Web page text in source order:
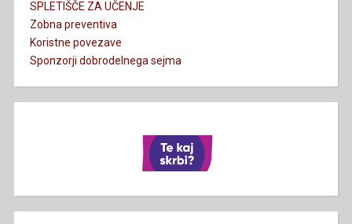
SPLETIŠČE ZA UČENJE
Zobna preventiva
Koristne povezave
Sponzorji dobrodelnega sejma